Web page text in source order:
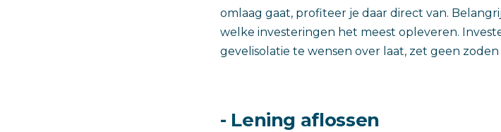
omlaag gaat, profiteer je daar direct van.
welke investeringen het meest opleveren.
gevelisolatie te wensen over laat, zet geen zoden
- Lening aflossen